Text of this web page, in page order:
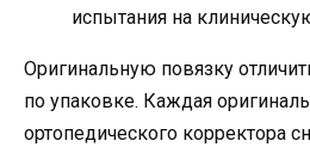
испытания на
Оригинальную повязку
по упаковке. Каждая
ортопедического корректора